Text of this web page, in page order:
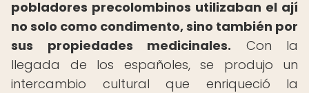
pobladores precolombinos utilizaban el ají
no solo como condimento, sino también por
sus propiedades medicinales. Con la
llegada de los españoles, se produjo un
intercambio cultural que enriqueció la